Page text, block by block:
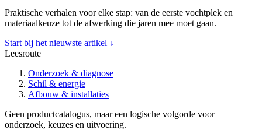
Praktische verhalen voor elke stap: van de eerste vochtplek en
materiaalkeuze tot de afwerking die jaren mee moet gaan.
Start bij het nieuwste artikel ↓
Leesroute
Onderzoek & diagnose
Schil & energie
Afbouw & installaties
Geen productcatalogus, maar een logische volgorde voor
onderzoek, keuzes en uitvoering.